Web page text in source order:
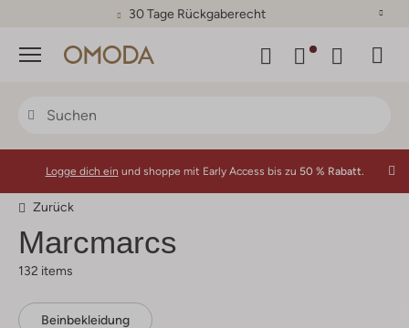
30 Tage Rückgaberecht
Menü
Logge dich ein und shoppe mit Early Access bis zu 50 % Rabatt.
Zurück
Marcmarcs
132 items
Beinbekleidung